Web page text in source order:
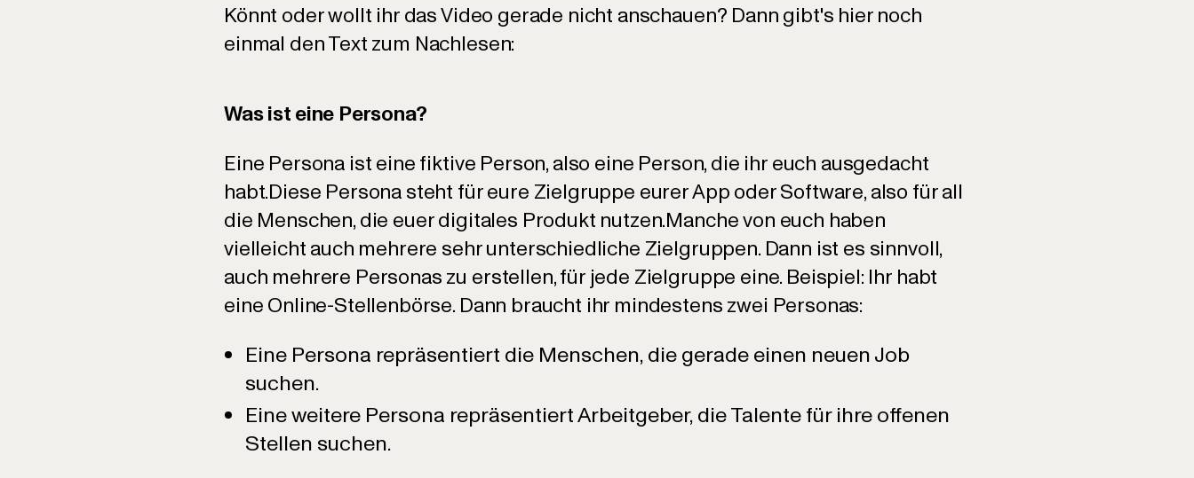
Könnt oder wollt ihr das Video gerade nicht anschauen? Dann gibt's hier noch
einmal den Text zum Nachlesen:
Was ist eine Persona?
Eine Persona ist eine fiktive Person, also eine Person, die ihr euch ausgedacht
habt.Diese Persona steht für eure Zielgruppe eurer App oder Software, also für all
die Menschen, die euer digitales Produkt nutzen.Manche von euch haben
vielleicht auch mehrere sehr unterschiedliche Zielgruppen. Dann ist es sinnvoll,
auch mehrere Personas zu erstellen, für jede Zielgruppe eine. Beispiel: Ihr habt
eine Online-Stellenbörse. Dann braucht ihr mindestens zwei Personas:
Eine Persona repräsentiert die Menschen, die gerade einen neuen Job
suchen.
Eine weitere Persona repräsentiert Arbeitgeber, die Talente für ihre offenen
Stellen suchen.